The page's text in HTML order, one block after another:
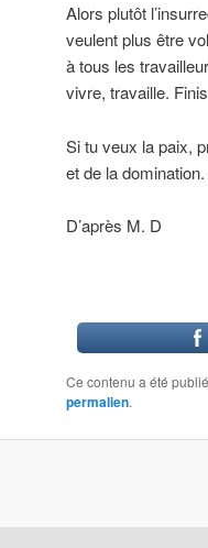
Alors plutôt
veulent plus être
à tous les
vivre, travaille.
Si tu veux la paix,
et de la domination.
D’après M. D
Ce contenu a été
permalien.